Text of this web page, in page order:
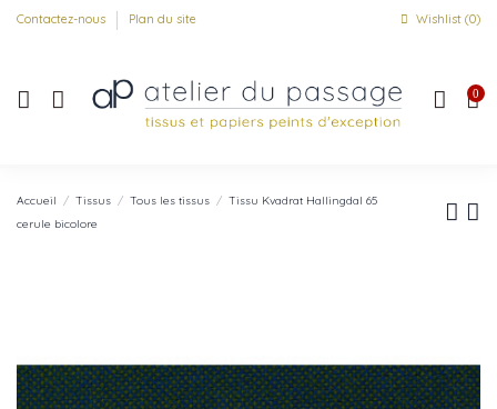
Contactez-nous Plan du site Wishlist (0)
0
Accueil Tissus Tous les tissus
Tissu Kvadrat Hallingdal 65
cerule bicolore